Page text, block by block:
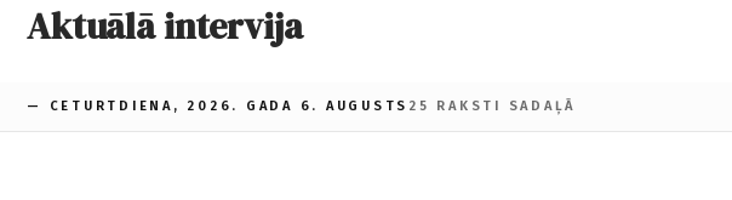
Aktuālā intervija
— CETURTDIENA, 2026. GADA 6. AUGUSTS 25 RAKSTI SADAĻĀ